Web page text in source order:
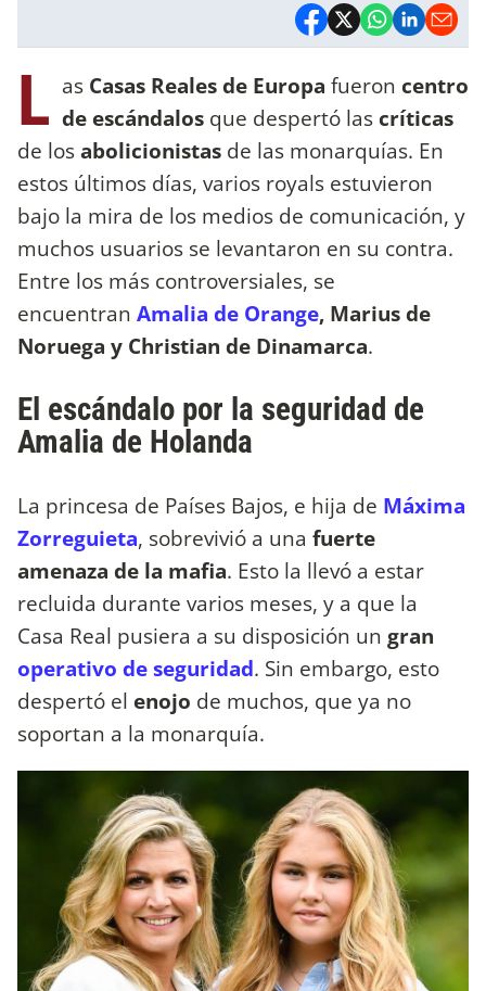
L as Casas Reales de Europa fueron centro
de escándalos que despertó las críticas
de losabolicionistas de las monarquías. En
estos últimos días, varios royals estuvieron
bajo la mira de los medios de comunicación, y
muchos usuarios se levantaron en su contra.
Entre los más controversiales, se
encuentran Amalia de Orange, Marius de
Noruega y Christian de Dinamarca.
El escándalo por la seguridad de
Amalia de Holanda
La princesa de Países Bajos, e hija de Máxima
Zorreguieta, sobrevivió a una fuerte
amenaza de la mafia. Esto la llevó a estar
recluida durante varios meses, y a que la
Casa Real pusiera a su disposición un gran
operativo de seguridad. Sin embargo, esto
despertó el enojo de muchos, que ya no
soportan a la monarquía.